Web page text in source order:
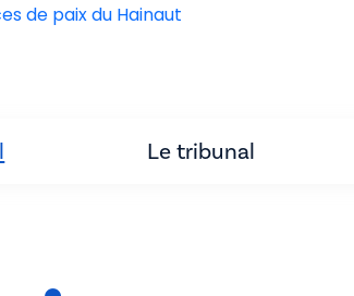
de paix du Hainaut
Le tribunal